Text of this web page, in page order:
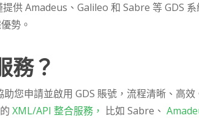
提供 Amadeus、Galileo 和 Sabre 等 GDS 系
勢。
務？
您申請並啟用 GDS 賬號，流程清晰、高效
XML/API 整合服務， 比如 Sabre、